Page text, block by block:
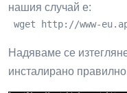
нашия случай е:
wget http://www-
Надяваме се
инсталирано